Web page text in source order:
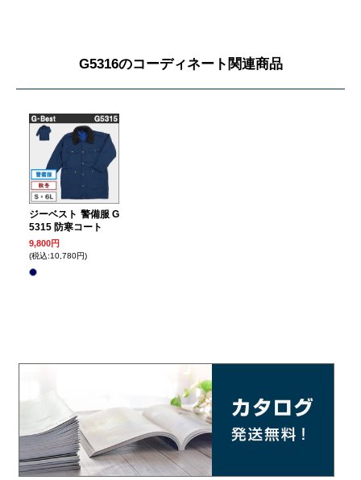
G5316のコーディネート関連商品
ジーベスト 警備服 G
5315 防寒コート
9,800円
(税込:10,780円)